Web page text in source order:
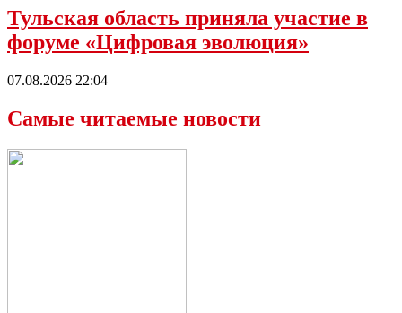
Тульская область приняла участие в
форуме «Цифровая эволюция»
07.08.2026 22:04
Самые читаемые новости